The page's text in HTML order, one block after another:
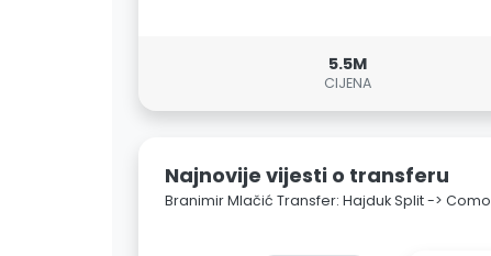
5.5M
CIJENA
Najnovije vijesti o transferu
Branimir Mlačić Transfer: Hajduk Split -> Como